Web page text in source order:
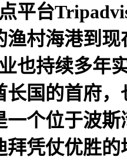
平台
村海港到现
也持续多年
国的首府，
个位于波
凭仗优胜的